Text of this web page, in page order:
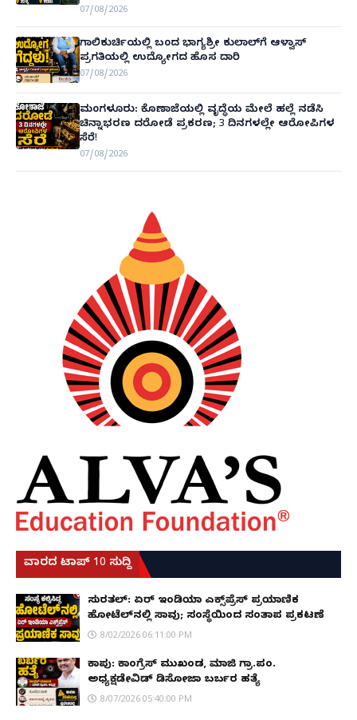
07/08/2026
ಗಾಲಿಕುರ್ಚಿಯಲ್ಲಿ ಬಂದ ಭಾಗ್ಯಶ್ರೀ ಕುಲಾಲ್‌ಗೆ ಆಳ್ವಾಸ್
ಪ್ರಗತಿಯಲ್ಲಿ ಉದ್ಯೋಗದ ಹೊಸ ದಾರಿ
07/08/2026
ಮಂಗಳೂರು: ಕೊಣಾಜೆಯಲ್ಲಿ ವೃದ್ಧೆಯ ಮೇಲೆ ಹಲ್ಲೆ ನಡೆಸಿ
ಚಿನ್ನಾಭರಣ ದರೋಡೆ ಪ್ರಕರಣ; 3 ದಿನಗಳಲ್ಲೇ ಆರೋಪಿಗಳ
ಸೆರೆ!
07/08/2026
ವಾರದ ಟಾಪ್ 10 ಸುದ್ದಿ
ಸುರತ್ಕಲ್: ಏರ್ ಇಂಡಿಯಾ ಎಕ್ಸ್‌ಪ್ರೆಸ್ ಪ್ರಯಾಣಿಕ
ಹೋಟೆಲ್‌ನಲ್ಲಿ ಸಾವು; ಸಂಸ್ಥೆಯಿಂದ ಸಂತಾಪ ಪ್ರಕಟಣೆ
8/02/2026 06:11:00 PM
ಕಾಪು: ಕಾಂಗ್ರೆಸ್ ಮುಖಂಡ, ಮಾಜಿ ಗ್ರಾ.ಪಂ.
ಅಧ್ಯಕ್ಷಡೇವಿಡ್ ಡಿಸೋಜಾ ಬರ್ಬರ ಹತ್ಯೆ
8/07/2026 05:40:00 PM